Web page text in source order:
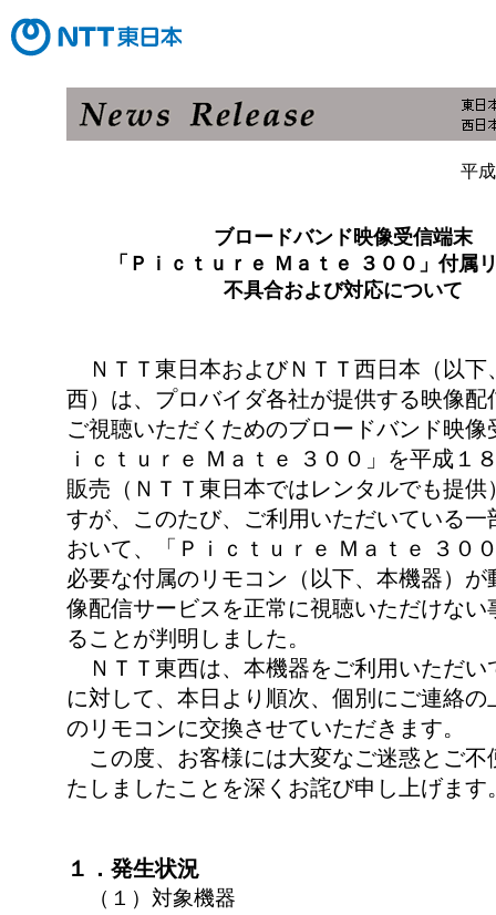
平
ブロードバンド映像受信端末
「Ｐｉｃｔｕｒｅ Ｍａｔｅ ３００」付属
不具合および対応について
ＮＴＴ東日本およびＮＴＴ西日本（以下
西）は、プロバイダ各社が提供する映像配
ご視聴いただくためのブロードバンド映像
ｉｃｔｕｒｅ Ｍａｔｅ ３００」を平成１
販売（ＮＴＴ東日本ではレンタルでも提供
すが、このたび、ご利用いただいている一
おいて、「Ｐｉｃｔｕｒｅ Ｍａｔｅ ３０
必要な付属のリモコン（以下、本機器）が
像配信サービスを正常に視聴いただけない
ることが判明しました。
ＮＴＴ東西は、本機器をご利用いただい
に対して、本日より順次、個別にご連絡の
のリモコンに交換させていただきます。
この度、お客様には大変なご迷惑とご不
たしましたことを深くお詫び申し上げます
１．発生状況
（１）対象機器